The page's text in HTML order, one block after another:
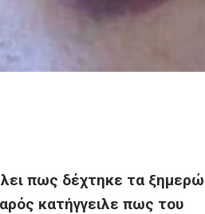
πως δέχτηκε τα
κατήγγειλε πως του